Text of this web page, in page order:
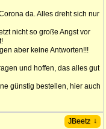
da. Alles dreht sich nur
nicht so große Angst vor
aber keine Antworten!!!
und hoffen, das alles gut
günstig bestellen, hier auch
JBeetz ↓